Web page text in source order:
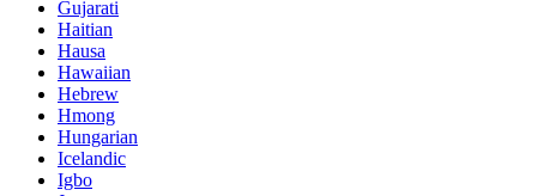
Gujarati
Haitian
Hausa
Hawaiian
Hebrew
Hmong
Hungarian
Icelandic
Igbo